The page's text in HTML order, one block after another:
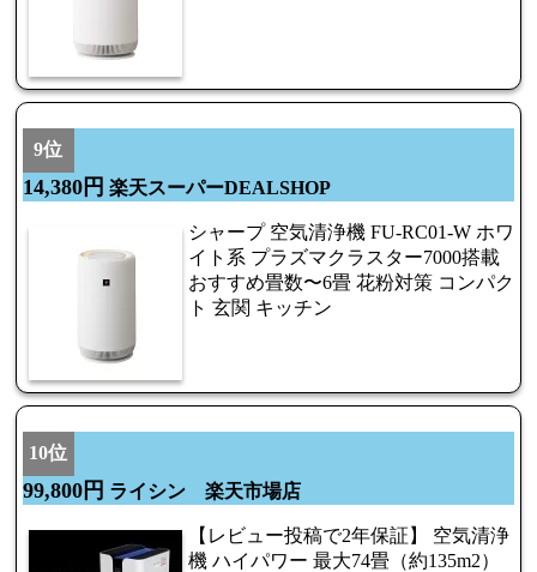
9位
14,380円 楽天スーパーDEALSHOP
シャープ 空気清浄機 FU-RC01-W ホワ
イト系 プラズマクラスター7000搭載
おすすめ畳数〜6畳 花粉対策 コンパク
ト 玄関 キッチン
10位
99,800円 ライシン 楽天市場店
【レビュー投稿で2年保証】 空気清浄
機 ハイパワー 最大74畳（約135m2）